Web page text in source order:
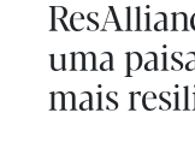
uma
mais